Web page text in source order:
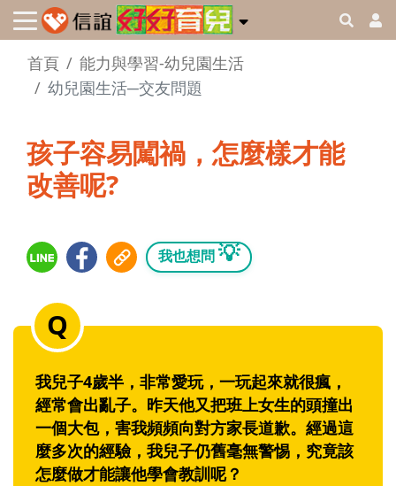
首頁
能力與學習-幼兒園生活
幼兒園生活─交友問題
孩子容易闖禍，怎麼樣才能
改善呢?
我也想問 💡
我兒子4歲半，非常愛玩，一玩起來就很瘋，
經常會出亂子。昨天他又把班上女生的頭撞出
一個大包，害我頻頻向對方家長道歉。經過這
麼多次的經驗，我兒子仍舊毫無警惕，究竟該
怎麼做才能讓他學會教訓呢？